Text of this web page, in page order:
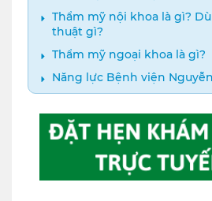
Thẩm mỹ nội khoa là gì?
thuật gì?
Thẩm mỹ ngoại khoa là gì?
Năng lực Bệnh viện